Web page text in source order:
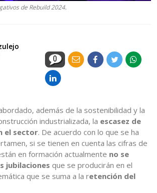
de Rebuild 2024.
0
además de la sostenibilidad y la
industrializada, la escasez de
el sector. De acuerdo con lo que se ha
si se tienen en cuenta las cifras de
en formación actualmente no se
jubilaciones que se producirán en el
que se suma a la retención del